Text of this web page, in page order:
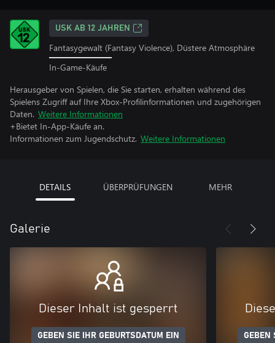
USK AB 12 JAHREN
Fantasygewalt (Fantasy Violence), Düstere Atmosphäre
In-Game-Käufe
Herausgeber von Spielen, die Sie starten, erhalten während des
Spielens Zugriff auf Ihre Xbox-Profilinformationen und zugehörigen
Daten. Weitere Informationen
+Bietet In-App-Käufe an.
Informationen zum Jugendschutz. Weitere Informationen
DETAILS ÜBERPRÜFUNGEN MEHR
Galerie
Dieser Inhalt ist gesperrt
GEBEN SIE IHR GEBURTSDATUM EIN GEBEN